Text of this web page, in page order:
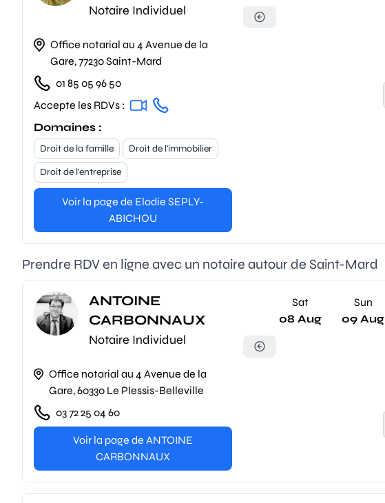
Notaire Individuel
Office notarial au 4 Avenue de la
Gare, 77230 Saint-Mard
01 85 05 96 50
Accepte les RDVs :
Domaines :
Droit de la famille
Droit de l'immobilier
Droit de l'entreprise
Voir la page de Elodie SEPLY-
ABICHOU
Prendre RDV en ligne avec un notaire autour de Saint-Mard
ANTOINE
CARBONNAUX
Notaire Individuel
Office notarial au 4 Avenue de la
Gare, 60330 Le Plessis-Belleville
03 72 25 04 60
Voir la page de ANTOINE
CARBONNAUX
Sat
08 Aug
Sun
09 Aug